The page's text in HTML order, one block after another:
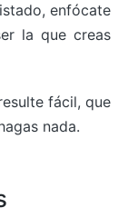
enfócate
la que creas
fácil, que
nada.